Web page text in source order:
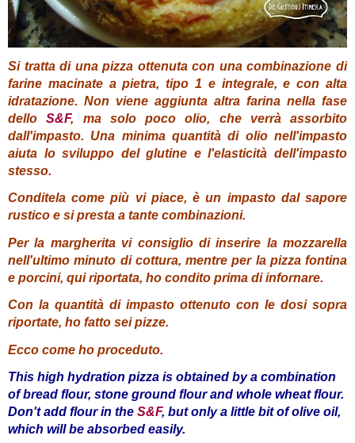
Si tratta di una pizza ottenuta con una combinazione di
farine macinate a pietra, tipo 1 e integrale, e con alta
idratazione. Non viene aggiunta altra farina nella fase
delloS&F, ma solo poco olio, che verrà assorbito
dall'impasto. Una minima quantità di olio nell'impasto
aiuta lo sviluppo del glutine e l'elasticità dell'impasto
stesso.
Conditela come più vi piace, è un impasto dal sapore
rustico e si presta a tante combinazioni.
Per la margherita vi consiglio di inserire la mozzarella
nell'ultimo minuto di cottura, mentre per la pizza fontina
e porcini, qui riportata, ho condito prima di infornare.
Con la quantità di impasto ottenuto con le dosi sopra
riportate, ho fatto sei pizze.
Ecco come ho proceduto.
This high hydration pizza is obtained by a combination
of bread flour, stone ground flour and whole wheat flour.
Don't add flour in the S&F, but only a little bit of olive oil,
which will be absorbed easily.